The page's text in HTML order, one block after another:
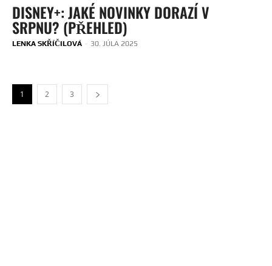
DISNEY+: JAKÉ NOVINKY DORAZÍ V
SRPNU? (PŘEHLED)
LENKA SKŘÍČILOVÁ - 30. JÚLA 2025
1 2 3